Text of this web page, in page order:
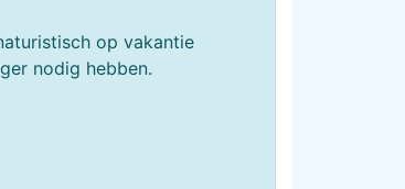
op vakantie
nodig hebben.